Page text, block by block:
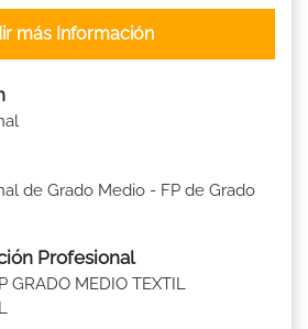
de Grado Medio - FP de Grado
Profesional
GRADO MEDIO TEXTIL
más Información